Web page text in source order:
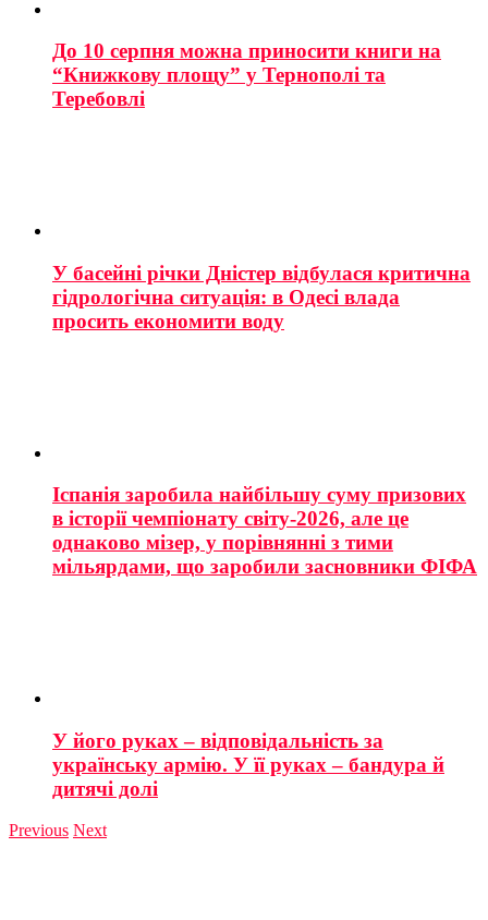
До 10 серпня можна приносити книги на
“Книжкову площу” у Тернополі та
Теребовлі
У басейні річки Дністер відбулася критична
гідрологічна ситуація: в Одесі влада
просить економити воду
Іспанія заробила найбільшу суму призових
в історії чемпіонату світу-2026, але це
однаково мізер, у порівнянні з тими
мільярдами, що заробили засновники ФІФА
У його руках – відповідальність за
українську армію. У її руках – бандура й
дитячі долі
Previous Next